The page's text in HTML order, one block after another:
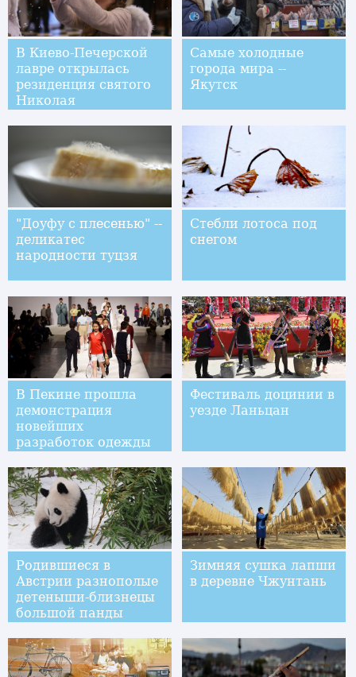
В Киево-Печерской
лавре открылась
резиденция cвятого
Николая
Самые холодные
города мира --
Якутск
"Доуфу с плесенью" --
деликатес
народности туцзя
Стебли лотоса под
снегом
В Пекине прошла
демонстрация
новейших
разработок одежды
Фестиваль доцинии в
уезде Ланьцан
Родившиеся в
Австрии разнополые
детеныши-близнецы
большой панды
Китай
Зимняя сушка лапши
в деревне Чжунтань